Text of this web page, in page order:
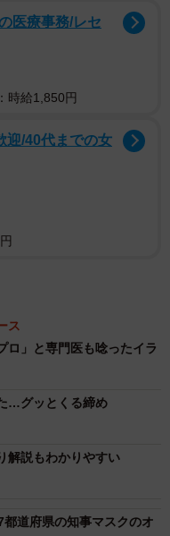
ある医療リテラシーの
…なお、参考文献リス
を共有します。1/n
ではの視点も
医療事務/レセ
時給1,850円
迎/40代までの女
ス
ロ」と専門医も唸ったイラ
…グッとくる締め
解説もわかりやすい
道府県の知事マスクのオ